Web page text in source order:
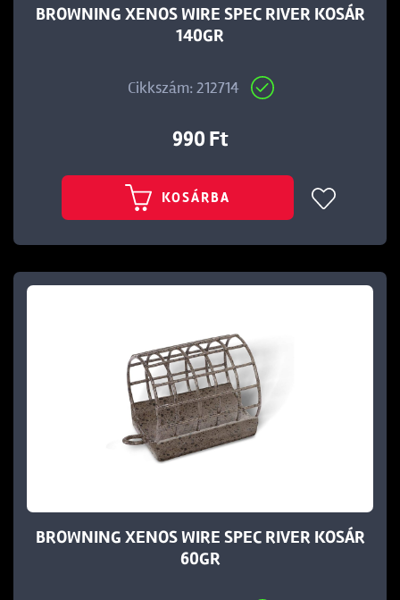
BROWNING XENOS WIRE SPEC RIVER KOSÁR
140GR
Cikkszám: 212714
990 Ft
KOSÁRBA
BROWNING XENOS WIRE SPEC RIVER KOSÁR
60GR